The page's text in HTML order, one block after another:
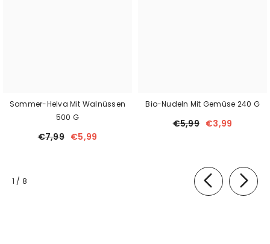
Sommer-Helva Mit Walnüssen
500 G
€7,99 €5,99
Bio-Nudeln Mit Gemüse 240 G
€5,99 €3,99
1 / von
8